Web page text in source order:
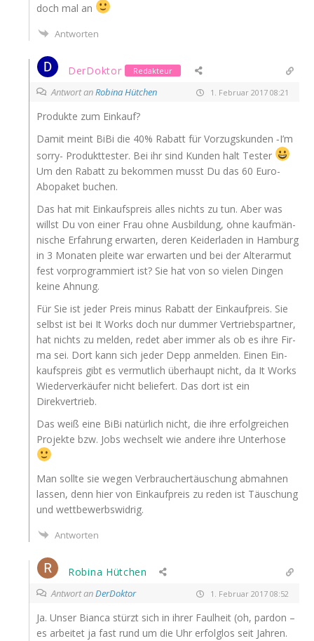
doch mal an
Antworten
DerDoktor Redakteur
Antwort anRobina Hütchen 1. Februar 2017 08:21
Pro­duk­te zum Einkauf?
Damit meint BiBi die 40% Rabatt für Vor­zugs­kun­den ‑I’m
sor­ry- Pro­dukt­tes­ter. Bei ihr sind Kun­den halt Tes­ter
Um den Rabatt zu bekom­men musst Du das 60 Euro-
Abo­pa­ket buchen.
Das hat mit Ein­kaufs­preis alles nichts zu tun. Aber was
willst Du von einer Frau ohne Aus­bil­dung, ohne kauf­män­
ni­sche Erfah­rung erwar­ten, deren Kei­der­la­den in Ham­burg
in 3 Mona­ten plei­te war erwar­ten und bei der Alter­ar­mut
fest vor­pro­gram­miert ist? Sie hat von so vie­len Din­gen
kei­ne Ahnung.
Für Sie ist jeder Preis minus Rabatt der Ein­kauf­preis. Sie
selbst ist bei It Works doch nur dum­mer Ver­triebs­part­ner,
hat nichts zu mel­den, redet aber immer als ob es ihre Fir­
ma sei. Dort kann sich jeder Depp anmel­den. Einen Ein­
kaufs­preis gibt es ver­mut­lich über­haupt nicht, da It Works
Wie­der­ver­käu­fer nicht belie­fert. Das dort ist ein
Direkvertrieb.
Das weiß eine BiBi natür­lich nicht, die ihre erfolg­rei­chen
Pro­jek­te bzw. Jobs wech­selt wie ande­re ihre Unterhose
Man soll­te sie wegen Ver­brau­cher­täu­schung abmah­nen
las­sen, denn hier von Ein­kauf­preis zu reden ist Täu­schung
und wettbewerbswidrig.
Antworten
Robina Hütchen
Antwort anDerDoktor 1. Februar 2017 08:52
Ja. Unser Bian­ca stürzt sich in ihrer Faul­heit (oh, par­don –
es arbei­tet ja fast rund um die Uhr erfolg­los seit Jahren.